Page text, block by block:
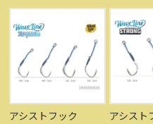
アシストフック
アシスト